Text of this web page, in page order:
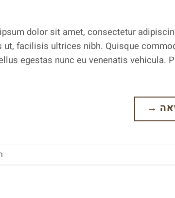
dolor sit amet, consectetur
ut, facilisis ultrices nibh. Quisque
egestas nunc eu venenatis vehicula.
→